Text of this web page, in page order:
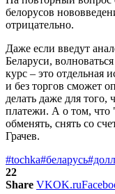
белорусов
отрицательно.
Даже если введут
Беларуси,
курс – это отдельная
и без торгов сможет
делать даже для
платежи. А о том, что
обменять, снять со
Грачев.
#tochka#беларусь
22
Share VKOK.ru